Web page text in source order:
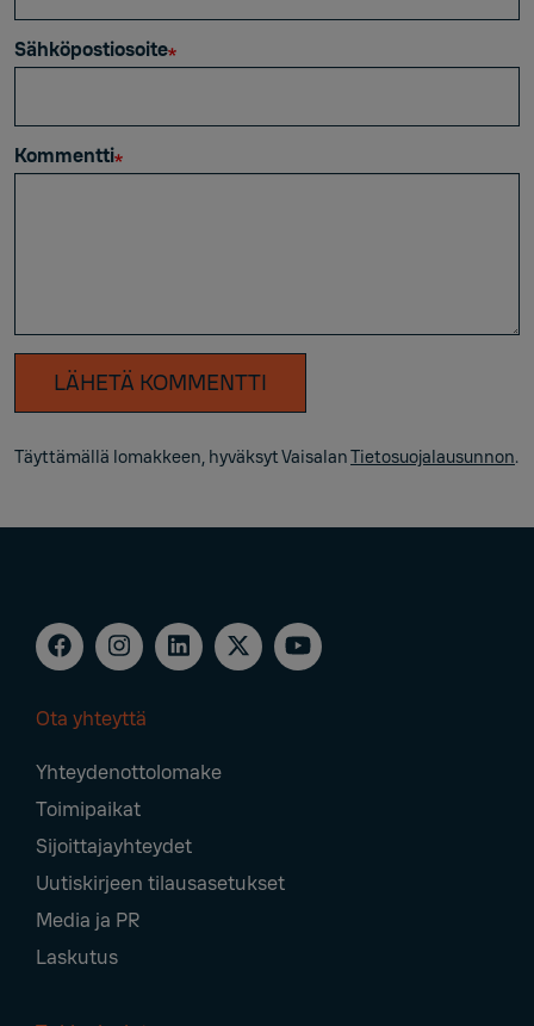
Sähköpostiosoite
Kommentti
LÄHETÄ KOMMENTTI
Täyttämällä lomakkeen, hyväksyt VaisalanTietosuojalausunnon.
Navigation
Ota yhteyttä
Yhteydenottolomake
Toimipaikat
Sijoittajayhteydet
Uutiskirjeen tilausasetukset
Media ja PR
Laskutus